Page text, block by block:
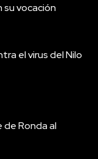
su vocación
el virus del Nilo
de Ronda al